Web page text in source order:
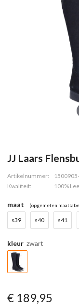
JJ Laars
Artikelnummer:
Kwaliteit:
100%
maat (opgemeten
s39 s40 s41
kleur zwart
€ 189,95